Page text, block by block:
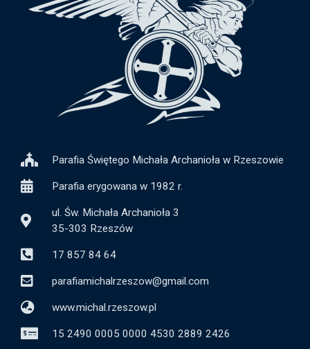
Parafia Świętego Michała Archanioła w Rzeszowie
Parafia erygowana w 1982 r.
ul. Św. Michała Archanioła 3
35-303 Rzeszów
17 857 84 64
parafiamichalrzeszow@gmail.com
www.michal.rzeszow.pl
15 2490 0005 0000 4530 2889 2426